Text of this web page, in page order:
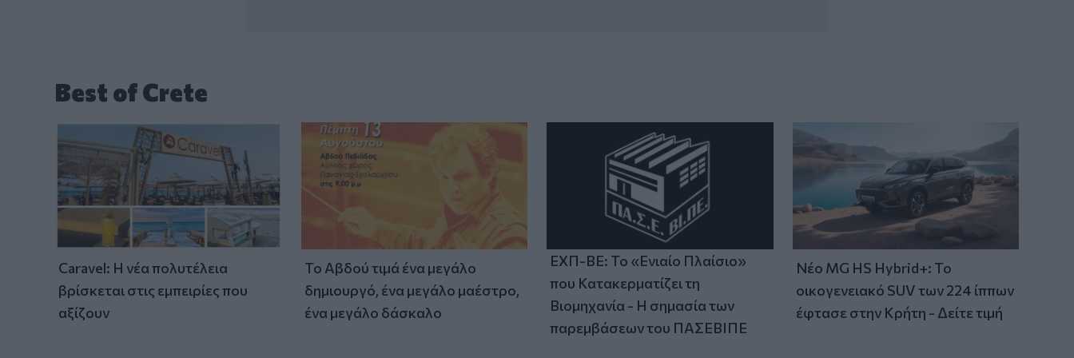
γκολ του Μαραντόνα επί της Αγγλίας
στο Μουντιάλ 1986
Best of Crete
Caravel: Η νέα πολυτέλεια
βρίσκεται στις εμπειρίες που
αξίζουν
Το Αβδού τιμά ένα μεγάλο
δημιουργό, ένα μεγάλο μαέστρο,
ένα μεγάλο δάσκαλο
ΕΧΠ-ΒΕ: Το «Ενιαίο Πλαίσιο»
που Κατακερματίζει τη
Βιομηχανία - Η σημασία των
παρεμβάσεων του ΠΑΣΕΒΙΠΕ
Νέο MG HS Hybrid+: Το
οικογενειακό SUV των 224 ίππων
έφτασε στην Κρήτη - Δείτε τιμή